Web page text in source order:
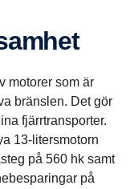
motorer som är
bränslen. Det gör
fjärrtransporter.
13-litersmotorn
på 560 hk samt
på